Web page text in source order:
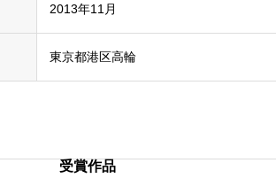
2013年11月
東京都港区高輪
受賞作品